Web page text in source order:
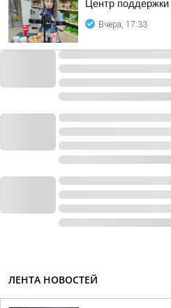
Центр поддержки
Вчера, 17:33
ЛЕНТА НОВОСТЕЙ